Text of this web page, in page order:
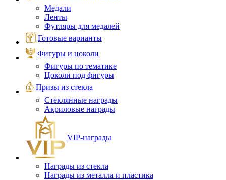
Медали
Ленты
Футляры для медалей
Готовые варианты
Фигуры и цоколи
Фигуры по тематике
Цоколи под фигуры
Призы из стекла
Стеклянные награды
Акриловые награды
VIP‑награды
Награды из стекла
Награды из металла и пластика